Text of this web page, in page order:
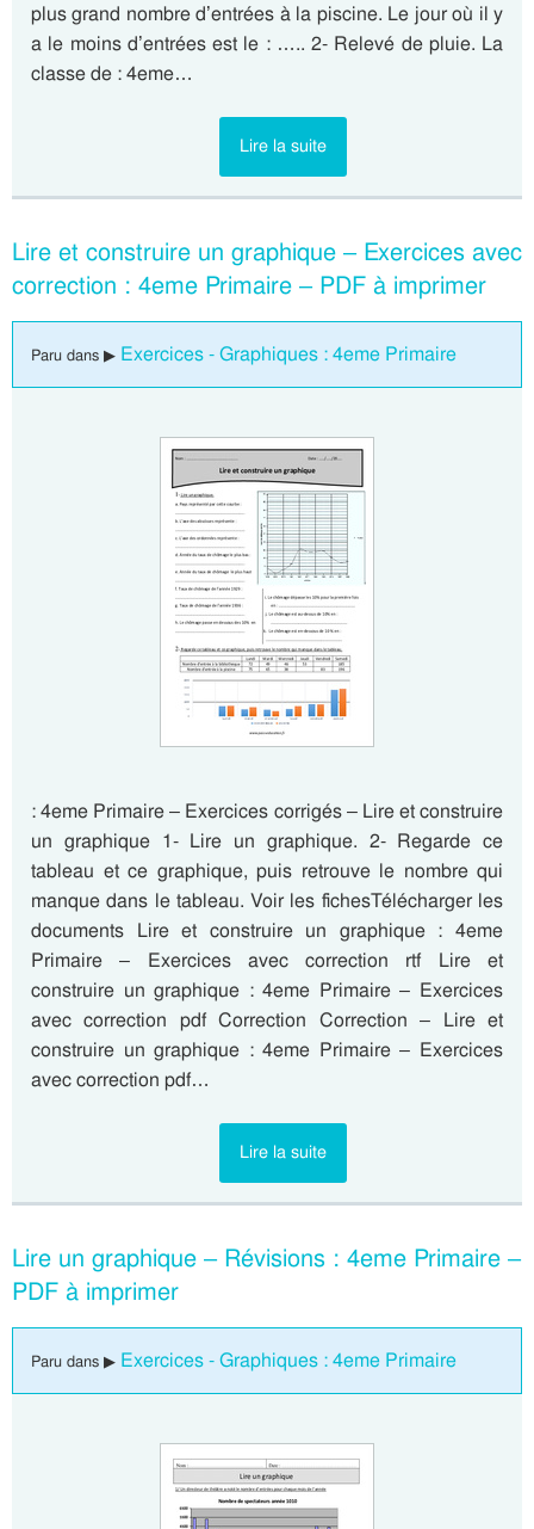
plus grand nombre d’entrées à la piscine. Le jour où il y
a le moins d’entrées est le : ….. 2- Relevé de pluie. La
classe de : 4eme…
Lire la suite
Lire et construire un graphique – Exercices avec
correction : 4eme Primaire – PDF à imprimer
Paru dans ▶ Exercices - Graphiques : 4eme Primaire
: 4eme Primaire – Exercices corrigés – Lire et construire
un graphique 1- Lire un graphique. 2- Regarde ce
tableau et ce graphique, puis retrouve le nombre qui
manque dans le tableau. Voir les fichesTélécharger les
documents Lire et construire un graphique : 4eme
Primaire – Exercices avec correction rtf Lire et
construire un graphique : 4eme Primaire – Exercices
avec correction pdf Correction Correction – Lire et
construire un graphique : 4eme Primaire – Exercices
avec correction pdf…
Lire la suite
Lire un graphique – Révisions : 4eme Primaire –
PDF à imprimer
Paru dans ▶ Exercices - Graphiques : 4eme Primaire